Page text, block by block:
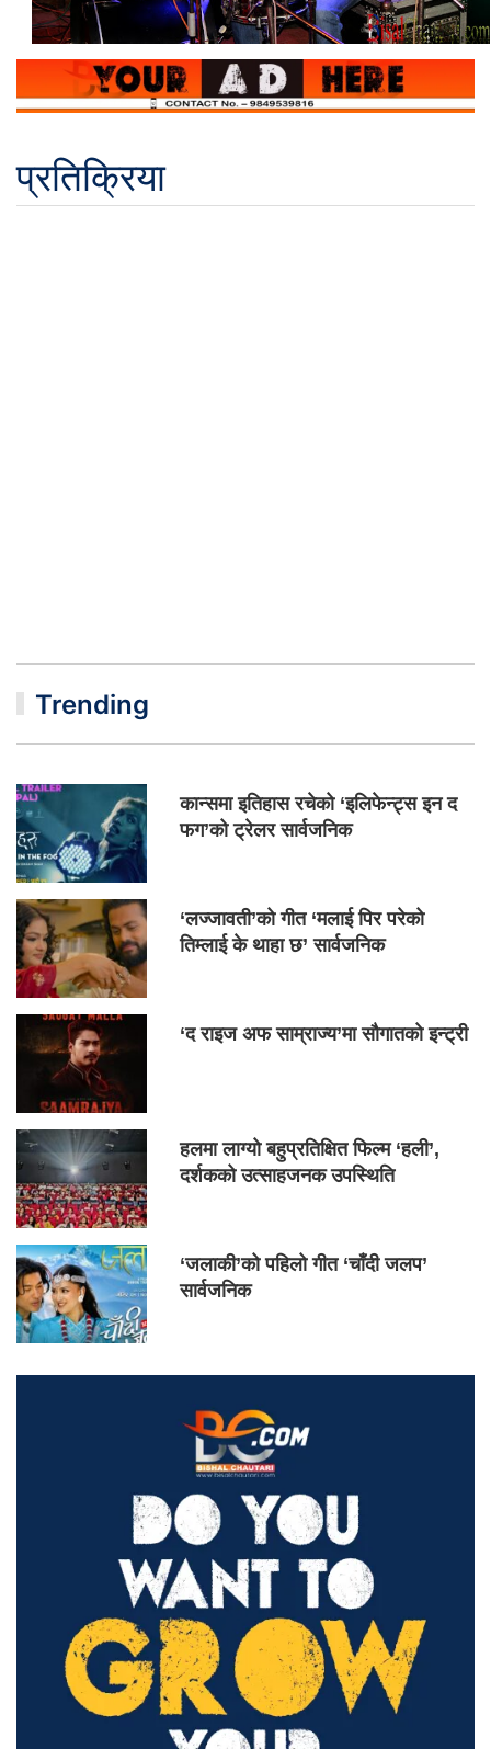
प्रतिक्रिया
Trending
कान्समा इतिहास रचेको ‘इलिफेन्ट्स इन द
फग’को ट्रेलर सार्वजनिक
‘लज्जावती’को गीत ‘मलाई पिर परेको
तिम्लाई के थाहा छ’ सार्वजनिक
‘द राइज अफ साम्राज्य’मा सौगातको इन्ट्री
हलमा लाग्यो बहुप्रतिक्षित फिल्म ‘हली’,
दर्शकको उत्साहजनक उपस्थिति
‘जलाकी’को पहिलो गीत ‘चाँदी जलप’
सार्वजनिक